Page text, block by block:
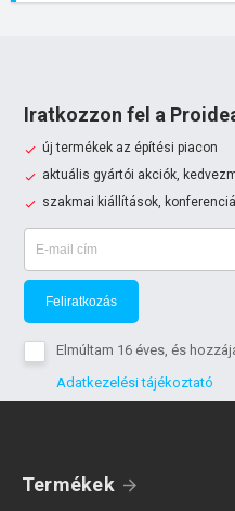
Iratkozzon fel a
új termékek az építési piacon
aktuális gyártói akciók,
szakmai kiállítások,
Feliratkozás
Elmúltam 16 éves, és
Adatkezelési tájékoztató
Termékek